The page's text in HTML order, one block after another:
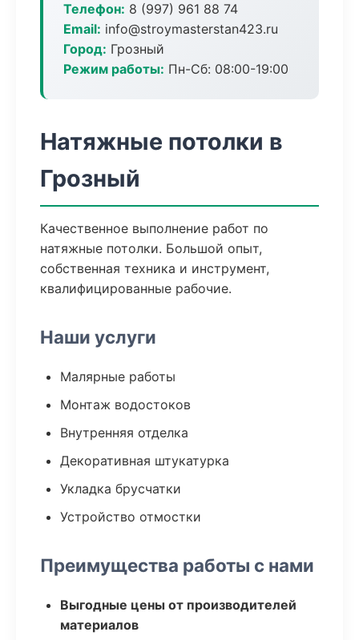
Телефон: 8 (997) 961 88 74
Email: info@stroymasterstan423.ru
Город: Грозный
Режим работы: Пн-Сб: 08:00-19:00
Натяжные потолки в
Грозный
Качественное выполнение работ по
натяжные потолки. Большой опыт,
собственная техника и инструмент,
квалифицированные рабочие.
Наши услуги
Малярные работы
Монтаж водостоков
Внутренняя отделка
Декоративная штукатурка
Укладка брусчатки
Устройство отмостки
Преимущества работы с нами
Выгодные цены от производителей
материалов